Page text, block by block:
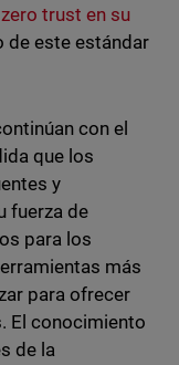
trust en su
este estándar
con el
que los
y
fuerza de
para los
más
para ofrecer
El conocimiento
de la